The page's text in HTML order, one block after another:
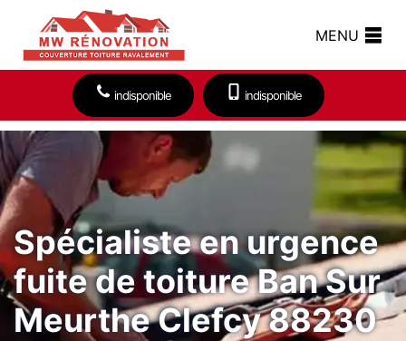
MENU
indisponible indisponible
Spécialiste en urgence
fuite de toiture Ban Sur
Meurthe Clefcy 88230